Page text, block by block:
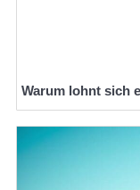
Warum lohnt sich